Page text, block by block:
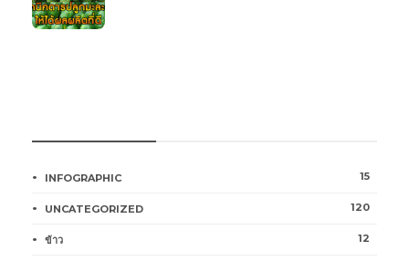
INFOGRAPHIC 15
UNCATEGORIZED 120
ข้าว 12